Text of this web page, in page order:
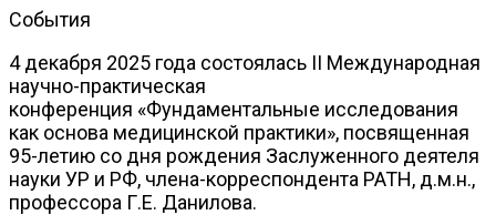
События
4 декабря 2025 года состоялась IІ Международная
научно-практическая
конференция «Фундаментальные исследования
как основа медицинской практики», посвященная
95-летию со дня рождения Заслуженного деятеля
науки УР и РФ, члена-корреспондента РАТН, д.м.н.,
профессора Г.Е. Данилова.